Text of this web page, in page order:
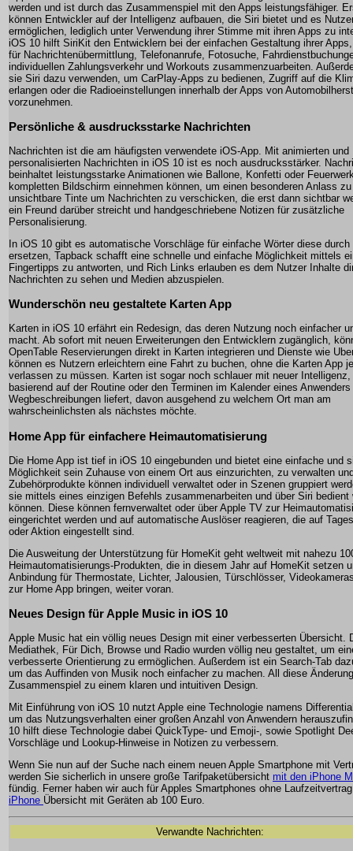
werden und ist durch das Zusammenspiel mit den Apps leistungsfähiger.
können Entwickler auf der Intelligenz aufbauen, die Siri bietet und es
ermöglichen, lediglich unter Verwendung ihrer Stimme mit ihren Apps zu
iOS 10 hilft SiriKit den Entwicklern bei der einfachen Gestaltung ihrer
für Nachrichtenübermittlung, Telefonanrufe, Fotosuche,
individuellen Zahlungsverkehr und Workouts zusammenzuarbeiten.
sie Siri dazu verwenden, um CarPlay-Apps zu bedienen, Zugriff auf die
erlangen oder die Radioeinstellungen innerhalb der Apps von
vorzunehmen.
Persönliche & ausdrucksstarke Nachrichten
Nachrichten ist die am häufigsten verwendete iOS-App. Mit animierten und
personalisierten Nachrichten in iOS 10 ist es noch ausdrucksstärker.
beinhaltet leistungsstarke Animationen wie Ballone, Konfetti oder
kompletten Bildschirm einnehmen können, um einen besonderen Anlass
unsichtbare Tinte um Nachrichten zu verschicken, die erst dann sichtbar
ein Freund darüber streicht und handgeschriebene Notizen für zusätzliche
Personalisierung.
In iOS 10 gibt es automatische Vorschläge für einfache Wörter diese
ersetzen, Tapback schafft eine schnelle und einfache Möglichkeit mittels
Fingertipps zu antworten, und Rich Links erlauben es dem Nutzer Inhalte
Nachrichten zu sehen und Medien abzuspielen.
Wunderschön neu gestaltete Karten App
Karten in iOS 10 erfährt ein Redesign, das deren Nutzung noch einfacher
macht. Ab sofort mit neuen Erweiterungen den Entwicklern zugänglich,
OpenTable Reservierungen direkt in Karten integrieren und Dienste wie
können es Nutzern erleichtern eine Fahrt zu buchen, ohne die Karten App
verlassen zu müssen. Karten ist sogar noch schlauer mit neuer Intelligenz,
basierend auf der Routine oder den Terminen im Kalender eines
Wegbeschreibungen liefert, davon ausgehend zu welchem Ort man am
wahrscheinlichsten als nächstes möchte.
Home App für einfachere Heimautomatisierung
Die Home App ist tief in iOS 10 eingebunden und bietet eine einfache und
Möglichkeit sein Zuhause von einem Ort aus einzurichten, zu verwalten
Zubehörprodukte können individuell verwaltet oder in Szenen gruppiert
sie mittels eines einzigen Befehls zusammenarbeiten und über Siri bedient
können. Diese können fernverwaltet oder über Apple TV zur
eingerichtet werden und auf automatische Auslöser reagieren, die auf
oder Aktion eingestellt sind.
Die Ausweitung der Unterstützung für HomeKit geht weltweit mit nahezu
Heimautomatisierungs-Produkten, die in diesem Jahr auf HomeKit setzen
Anbindung für Thermostate, Lichter, Jalousien, Türschlösser,
zur Home App bringen, weiter voran.
Neues Design für Apple Music in iOS 10
Apple Music hat ein völlig neues Design mit einer verbesserten Übersicht.
Mediathek, Für Dich, Browse und Radio wurden völlig neu gestaltet, um
verbesserte Orientierung zu ermöglichen. Außerdem ist ein Search-Tab
um das Auffinden von Musik noch einfacher zu machen. All diese
Zusammenspiel zu einem klaren und intuitiven Design.
Mit Einführung von iOS 10 nutzt Apple eine Technologie namens
um das Nutzungsverhalten einer großen Anzahl von Anwendern
10 hilft diese Technologie dabei QuickType- und Emoji-, sowie Spotlight
Vorschläge und Lookup-Hinweise in Notizen zu verbessern.
Wenn Sie nun auf der Suche nach einem neuen Apple Smartphone mit
werden Sie sicherlich in unsere große Tarifpaketübersicht mit den iPhone
fündig. Ferner haben wir auch für Apples Smartphones ohne
iPhone Übersicht mit Geräten ab 100 Euro.
Verwandte Nachrichten: